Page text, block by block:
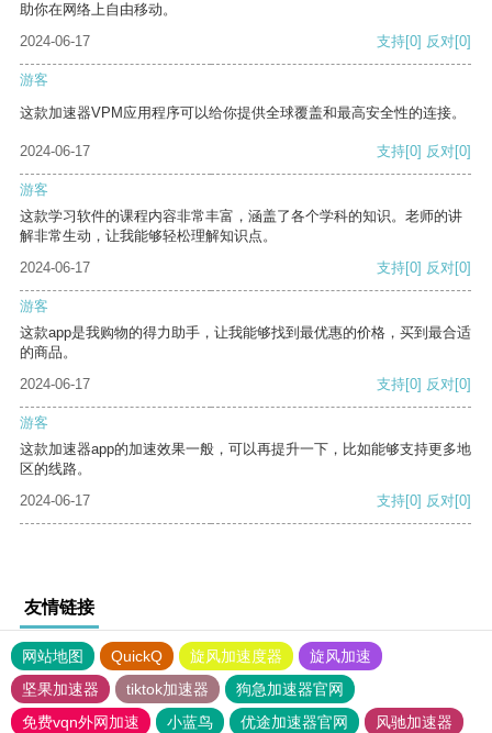
助你在网络上自由移动。
2024-06-17
支持[0] 反对[0]
游客
这款加速器VPM应用程序可以给你提供全球覆盖和最高安全性的连接。
2024-06-17 支持[0] 反对[0]
游客
这款学习软件的课程内容非常丰富，涵盖了各个学科的知识。老师的讲
解非常生动，让我能够轻松理解知识点。
2024-06-17
支持[0] 反对[0]
游客
这款app是我购物的得力助手，让我能够找到最优惠的价格，买到最合适
的商品。
2024-06-17
支持[0] 反对[0]
游客
这款加速器app的加速效果一般，可以再提升一下，比如能够支持更多地
区的线路。
2024-06-17
支持[0] 反对[0]
友情链接
网站地图 QuickQ 旋风加速度器
旋风加速
坚果加速器
tiktok加速器
狗急加速器官网
免费vqn外网加速
小蓝鸟 优途加速器官网
风驰加速器